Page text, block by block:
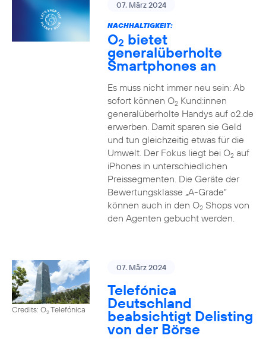
07. März 2024
NACHHALTIGKEIT:
O2 bietet
generalüberholte
Smartphones an
Es muss nicht immer neu sein: Ab
sofort können O2Kund:innen
generalüberholte Handys auf o2.de
erwerben. Damit sparen sie Geld
und tun gleichzeitig etwas für die
Umwelt. Der Fokus liegt bei O2auf
iPhones in unterschiedlichen
Preissegmenten. Die Geräte der
Bewertungsklasse „A-Grade“
können auch in den O2Shops von
den Agenten gebucht werden.
Credits: O2Telefónica
07. März 2024
Telefónica
Deutschland
beabsichtigt Delisting
von der Börse